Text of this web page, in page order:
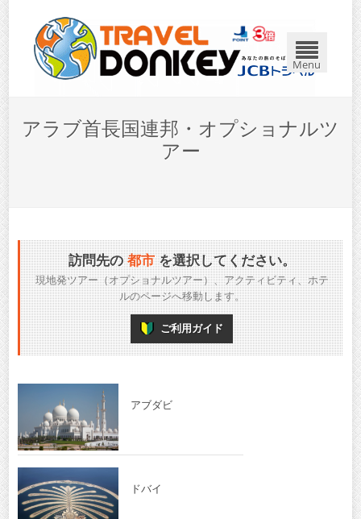
Menu
アラブ首長国連邦・オプショナルツ
アー
訪問先の都市を選択してください。
現地発ツアー（オプショナルツアー）、アクティビティ、ホテ
ルのページへ移動します。
ご利用ガイド
アブダビ
ドバイ